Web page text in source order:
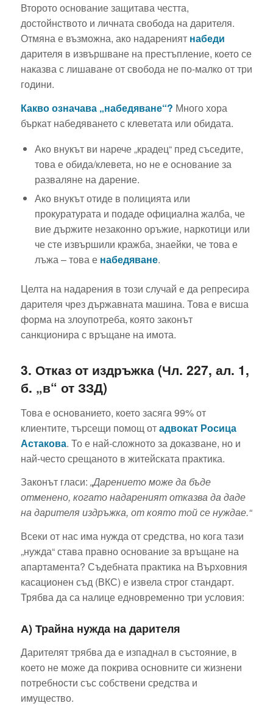
Второто основание защитава честта,
достойнството и личната свобода на дарителя.
Отмяна е възможна, ако надареният набеди
дарителя в извършване на престъпление, което се
наказва с лишаване от свобода не по-малко от три
години.
Какво означава „набедяване“? Много хора
бъркат набедяването с клеветата или обидата.
Ако внукът ви нарече „крадец“ пред съседите,
това е обида/клевета, но не е основание за
разваляне на дарение.
Ако внукът отиде в полицията или
прокуратурата и подаде официална жалба, че
вие държите незаконно оръжие, наркотици или
че сте извършили кражба, знаейки, че това е
лъжа – това е набедяване.
Целта на надарения в този случай е да репресира
дарителя чрез държавната машина. Това е висша
форма на злоупотреба, която законът
санкционира с връщане на имота.
3. Отказ от издръжка (Чл. 227, ал. 1,
б. „в“ от ЗЗД)
Това е основанието, което засяга 99% от
клиентите, търсещи помощ отадвокат Росица
Астакова. То е най-сложното за доказване, но и
най-често срещаното в житейската практика.
Законът гласи: „Дарението може да бъде
отменено, когато надареният отказва да даде
на дарителя издръжка, от която той се нуждае.“
Всеки от нас има нужда от средства, но кога тази
„нужда“ става правно основание за връщане на
апартамента? Съдебната практика на Върховния
касационен съд (ВКС) е извела строг стандарт.
Трябва да са налице едновременно три условия:
А) Трайна нужда на дарителя
Дарителят трябва да е изпаднал в състояние, в
което не може да покрива основните си жизнени
потребности със собствени средства и
имущество.